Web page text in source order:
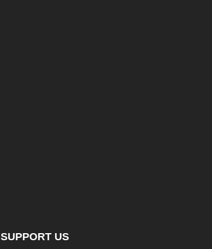
SUPPORT US